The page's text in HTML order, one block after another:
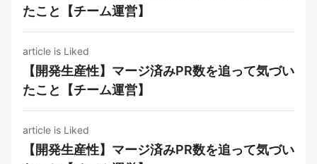
たこと【チーム運営】
article is Liked
【開発生産性】マージ済みPR数を追って気づい
たこと【チーム運営】
article is Liked
【開発生産性】マージ済みPR数を追って気づい